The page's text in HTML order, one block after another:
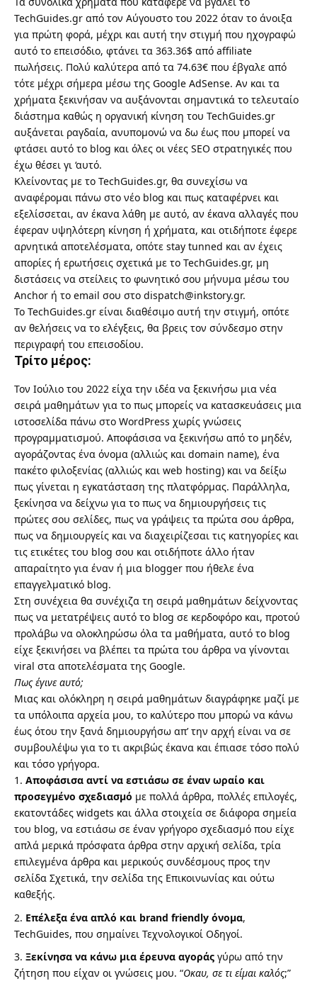
TechGuides.gr από τον Αύγουστο του 2022 όταν το άνοιξα
για πρώτη φορά, μέχρι και αυτή την στιγμή που ηχογραφώ
αυτό το επεισόδιο, φτάνει τα 363.36$ από affiliate
πωλήσεις. Πολύ καλύτερα από τα 74.63€ που έβγαλε από
τότε μέχρι σήμερα μέσω της Google AdSense. Αν και τα
χρήματα ξεκινήσαν να αυξάνονται σημαντικά το τελευταίο
διάστημα καθώς η οργανική κίνηση του TechGuides.gr
αυξάνεται ραγδαία, ανυπομονώ να δω έως που μπορεί να
φτάσει αυτό το blog και όλες οι νέες SEO στρατηγικές που
έχω θέσει γι ‘αυτό.
Κλείνοντας με το TechGuides.gr, θα συνεχίσω να
αναφέρομαι πάνω στο νέο blog και πως καταφέρνει και
εξελίσσεται, αν έκανα λάθη με αυτό, αν έκανα αλλαγές που
έφεραν υψηλότερη κίνηση ή χρήματα, και οτιδήποτε έφερε
αρνητικά αποτελέσματα, οπότε stay tunned και αν έχεις
απορίες ή ερωτήσεις σχετικά με το TechGuides.gr, μη
διστάσεις να στείλεις το φωνητικό σου μήνυμα μέσω του
Anchor ή το email σου στο dispatch@inkstory.gr.
Το TechGuides.gr είναι διαθέσιμο αυτή την στιγμή, οπότε
αν θελήσεις να το ελέγξεις, θα βρεις τον σύνδεσμο στην
περιγραφή του επεισοδίου.
Τρίτο μέρος:
Τον Ιούλιο του 2022 είχα την ιδέα να ξεκινήσω μια νέα
σειρά μαθημάτων για το πως μπορείς να κατασκευάσεις μια
ιστοσελίδα πάνω στο WordPress χωρίς γνώσεις
προγραμματισμού. Αποφάσισα να ξεκινήσω από το μηδέν,
αγοράζοντας ένα όνομα (αλλιώς και domain name), ένα
πακέτο φιλοξενίας (αλλιώς και web hosting) και να δείξω
πως γίνεται η εγκατάσταση της πλατφόρμας. Παράλληλα,
ξεκίνησα να δείχνω για το πως να δημιουργήσεις τις
πρώτες σου σελίδες, πως να γράψεις τα πρώτα σου άρθρα,
πως να δημιουργείς και να διαχειρίζεσαι τις κατηγορίες και
τις ετικέτες του blog σου και οτιδήποτε άλλο ήταν
απαραίτητο για έναν ή μια blogger που ήθελε ένα
επαγγελματικό blog.
Στη συνέχεια θα συνέχιζα τη σειρά μαθημάτων δείχνοντας
πως να μετατρέψεις αυτό το blog σε κερδοφόρο και, προτού
προλάβω να ολοκληρώσω όλα τα μαθήματα, αυτό το blog
είχε ξεκινήσει να βλέπει τα πρώτα του άρθρα να γίνονται
viral στα αποτελέσματα της Google.
Πως έγινε αυτό;
Μιας και ολόκληρη η σειρά μαθημάτων διαγράφηκε μαζί με
τα υπόλοιπα αρχεία μου, το καλύτερο που μπορώ να κάνω
έως ότου την ξανά δημιουργήσω απ’ την αρχή είναι να σε
συμβουλέψω για το τι ακριβώς έκανα και έπιασε τόσο πολύ
και τόσο γρήγορα.
Αποφάσισα αντί να εστιάσω σε έναν ωραίο και
προσεγμένο σχεδιασμό με πολλά άρθρα, πολλές επιλογές,
εκατοντάδες widgets και άλλα στοιχεία σε διάφορα σημεία
του blog, να εστιάσω σε έναν γρήγορο σχεδιασμό που είχε
απλά μερικά πρόσφατα άρθρα στην αρχική σελίδα, τρία
επιλεγμένα άρθρα και μερικούς συνδέσμους προς την
σελίδα Σχετικά, την σελίδα της Επικοινωνίας και ούτω
καθεξής.
Επέλεξα ένα απλό και brand friendly όνομα,
TechGuides, που σημαίνει Τεχνολογικοί Οδηγοί.
Ξεκίνησα να κάνω μια έρευνα αγοράς γύρω από την
ζήτηση που είχαν οι γνώσεις μου. “Οκαυ, σε τι είμαι καλός;”